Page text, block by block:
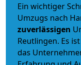
Ein wichtiger
Umzugs nach
zuverlässigen
Reutlingen. Es
das